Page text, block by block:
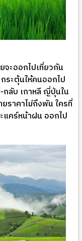
ะออกไปเที่ยวกัน
ระตุ้นให้คนออกไป
-กลับ เกาหลี ญี่ปุ่นใน
ราคาไม่ถึงพัน ใครที่
แคร์หน้าฝน ออกไป